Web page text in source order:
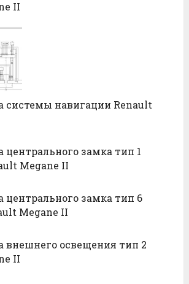
II
системы навигации Renault
центрального замка тип 1
Megane II
центрального замка тип 6
Megane II
внешнего освещения тип 2
II